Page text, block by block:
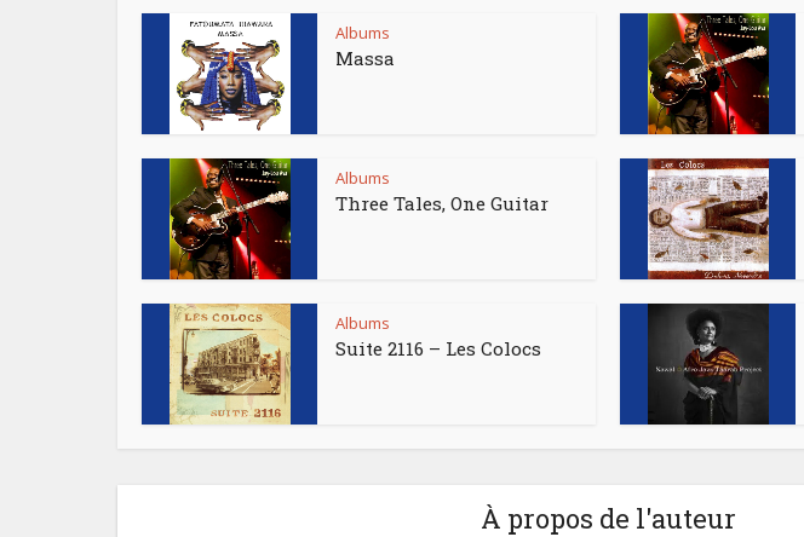
Albums
Massa
Albums
Three Tales, One Guitar
Albums
Suite 2116 – Les Colocs
À propos de l'auteur